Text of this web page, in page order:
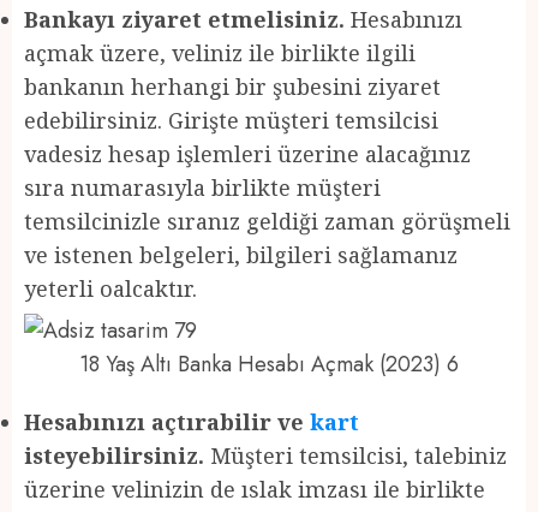
Bankayı ziyaret etmelisiniz. Hesabınızı
açmak üzere, veliniz ile birlikte ilgili
bankanın herhangi bir şubesini ziyaret
edebilirsiniz. Girişte müşteri temsilcisi
vadesiz hesap işlemleri üzerine alacağınız
sıra numarasıyla birlikte müşteri
temsilcinizle sıranız geldiği zaman görüşmeli
ve istenen belgeleri, bilgileri sağlamanız
yeterli oalcaktır.
18 Yaş Altı Banka Hesabı Açmak (2023) 6
Hesabınızı açtırabilir ve kart
isteyebilirsiniz. Müşteri temsilcisi, talebiniz
üzerine velinizin de ıslak imzası ile birlikte